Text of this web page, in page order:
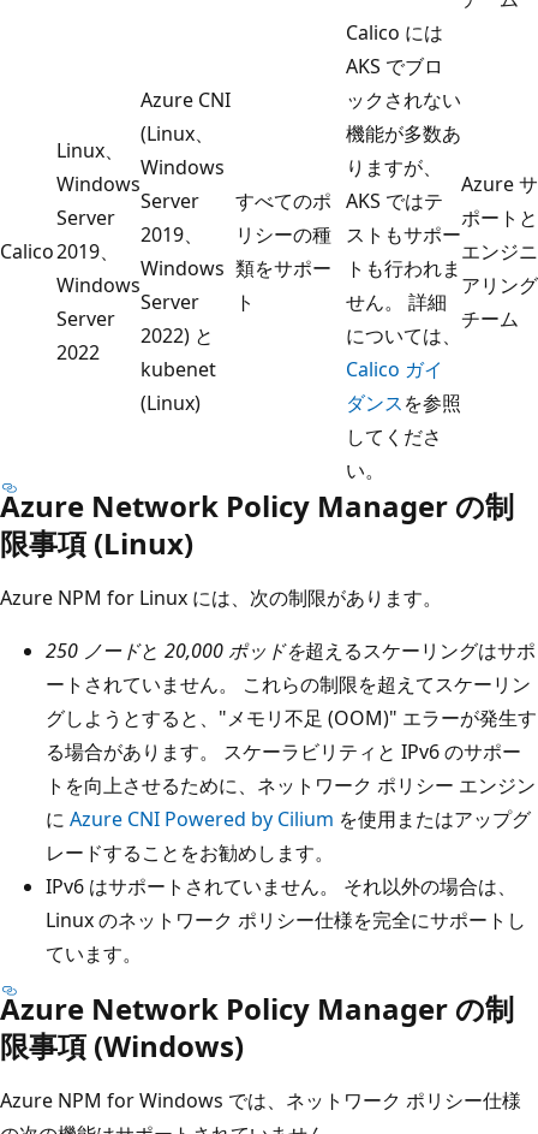
Calico
Linux、
Windows
Server
2019、
Windows
Server
2022
Azure CNI
(Linux、
Windows
Server
2019、
Windows
Server
2022) と
kubenet
(Linux)
すべてのポ
リシーの種
類をサポー
ト
Calico には
AKS でブロ
ックされない
機能が多数あ
りますが、
AKS ではテ
ストもサポー
トも行われま
せん。 詳細
については、
Calico ガイ
ダンスを参照
してくださ
い。
Azure サ
ポートと
エンジニ
アリング
チーム
Azure Network Policy Manager の制
限事項 (Linux)
Azure NPM for Linux には、次の制限があります。
250 ノードと 20,000 ポッドを超えるスケーリングはサポ
ートされていません。 これらの制限を超えてスケーリン
グしようとすると、"メモリ不足 (OOM)" エラーが発生す
る場合があります。
スケーラビリティと IPv6 のサポー
トを向上させるために、ネットワーク ポリシー エンジン
に Azure CNI Powered by Cilium を使用またはアップグ
レードすることをお勧めします。
IPv6 はサポートされていません。 それ以外の場合は、
Linux のネットワーク ポリシー仕様を完全にサポートし
ています。
Azure Network Policy Manager の制
限事項 (Windows)
Azure NPM for Windows では、ネットワーク ポリシー仕様